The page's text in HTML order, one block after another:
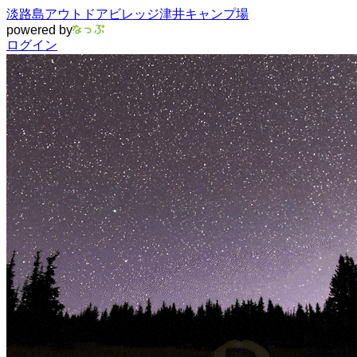
淡路島アウトドアビレッジ津井キャンプ場
powered by
ログイン